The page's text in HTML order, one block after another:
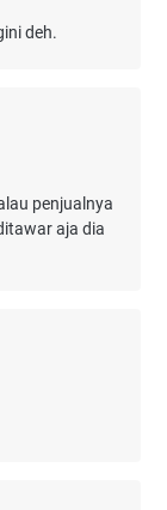
deh.
penjualnya
aja dia